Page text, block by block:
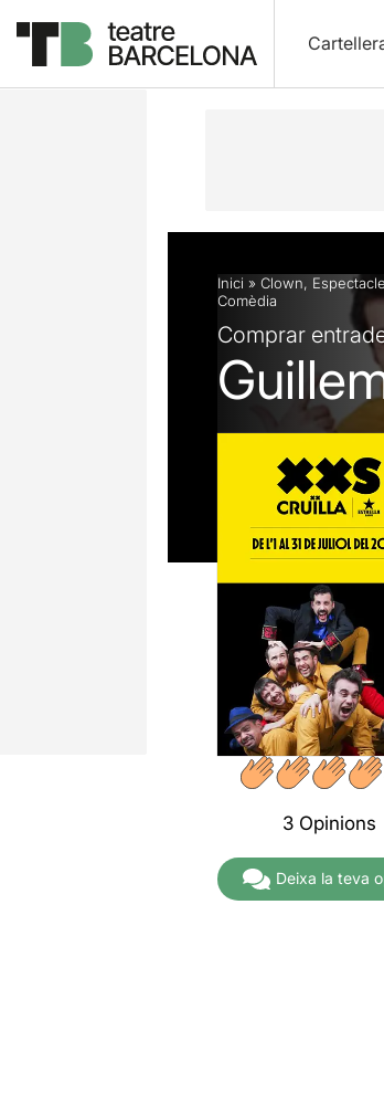
Descripció Fitxa
Inici » Clown,
Comèdia
Comprar
3 Opinions
Deixa la teva